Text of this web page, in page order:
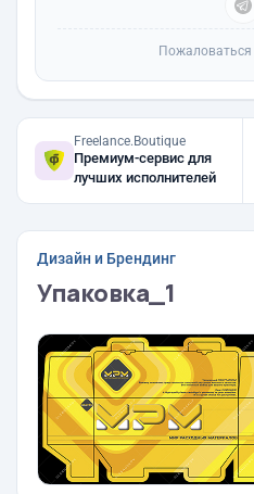
Freelance.Boutique
Премиум-сервис для
лучших исполнителей
Дизайн и Брендинг
Упаковка_1